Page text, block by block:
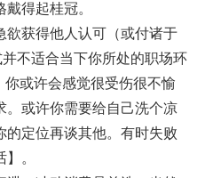
得起桂冠。
获得他人认可（或付诸于
不适合当下你所处的职场环
或许会感觉很受伤很不愉
。或许你需要给自己洗个凉
的定位再谈其他。有时失败
。